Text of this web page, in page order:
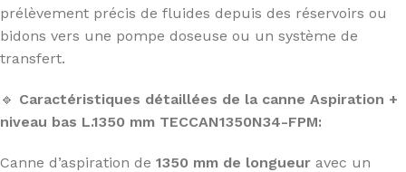
prélèvement précis de fluides depuis des réservoirs ou
bidons vers une pompe doseuse ou un système de
transfert.
🔹 Caractéristiques détaillées de la canne Aspiration +
niveau bas L.1350 mm TECCAN1350N34-FPM:
Canne d’aspiration de 1350 mm de longueur avec un